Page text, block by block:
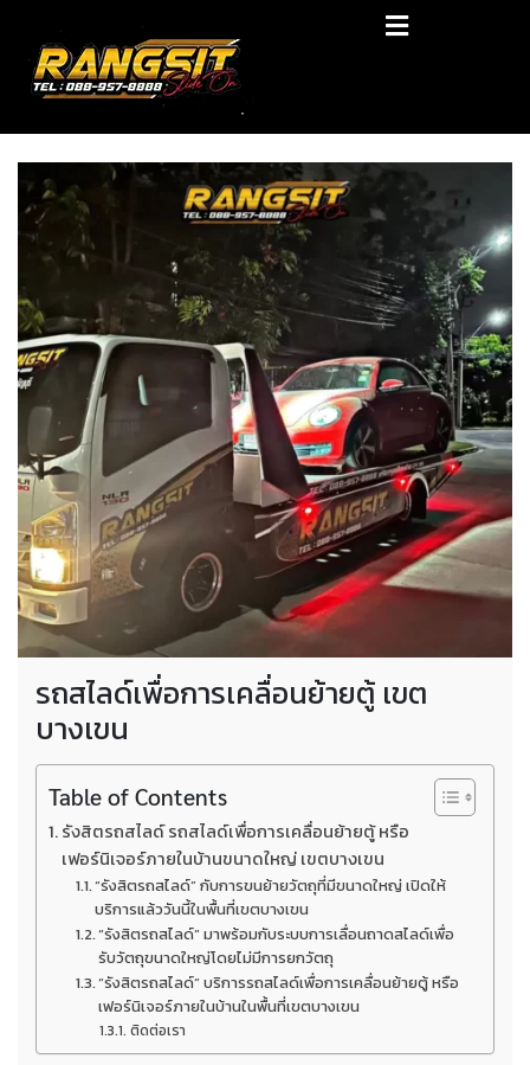
content
RANGSIT SlideON
รถยก168 รถสไลด์รังสิต รถสไลด์ ราคาถูก
รถสไลด์เพื่อการเคลื่อนย้ายตู้ เขต
บางเขน
Table of Contents
รังสิตรถสไลด์ รถสไลด์เพื่อการเคลื่อนย้ายตู้ หรือ
เฟอร์นิเจอร์ภายในบ้านขนาดใหญ่ เขตบางเขน
“รังสิตรถสไลด์” กับการขนย้ายวัตถุที่มีขนาดใหญ่ เปิดให้
บริการแล้ววันนี้ในพื้นที่เขตบางเขน
“รังสิตรถสไลด์” มาพร้อมกับระบบการเลื่อนถาดสไลด์เพื่อ
รับวัตถุขนาดใหญ่โดยไม่มีการยกวัตถุ
“รังสิตรถสไลด์” บริการรถสไลด์เพื่อการเคลื่อนย้ายตู้ หรือ
เฟอร์นิเจอร์ภายในบ้านในพื้นที่เขตบางเขน
ติดต่อเรา